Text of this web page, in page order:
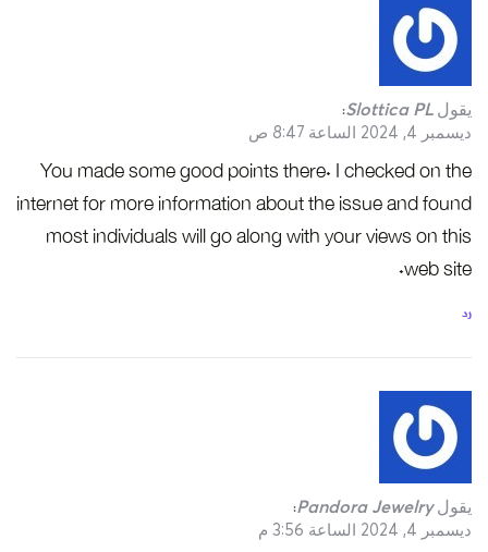
يقول Slottica PL
:
ديسمبر 4, 2024 الساعة 8:47 ص
You made some good points there. I checked on the
internet for more information about the issue and found
most individuals will go along with your views on this
web site.
رد
يقول Pandora Jewelry
:
ديسمبر 4, 2024 الساعة 3:56 م